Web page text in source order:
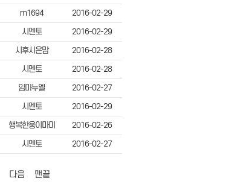
m1694
2016-02-29
시멘토
2016-02-29
시후시은맘
2016-02-28
시멘토
2016-02-28
임마누엘
2016-02-27
시멘토
2016-02-29
행복한웅이마미
2016-02-26
시멘토 2016-02-27
다음 맨끝